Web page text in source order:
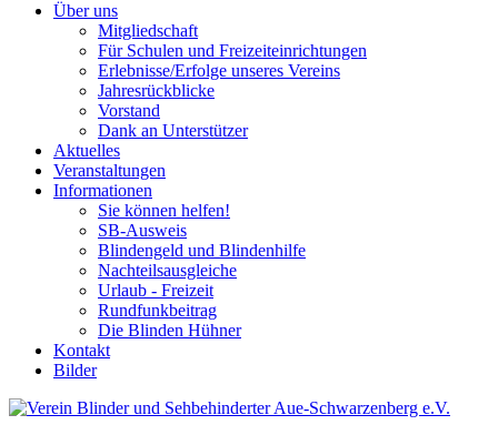
Über uns
Mitgliedschaft
Für Schulen und Freizeiteinrichtungen
Erlebnisse/Erfolge unseres Vereins
Jahresrückblicke
Vorstand
Dank an Unterstützer
Aktuelles
Veranstaltungen
Informationen
Sie können helfen!
SB-Ausweis
Blindengeld und Blindenhilfe
Nachteilsausgleiche
Urlaub - Freizeit
Rundfunkbeitrag
Die Blinden Hühner
Kontakt
Bilder